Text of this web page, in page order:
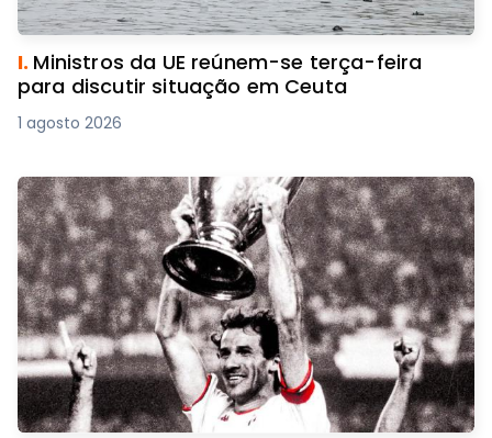
I. Ministros da UE reúnem-se terça-feira
para discutir situação em Ceuta
1 agosto 2026